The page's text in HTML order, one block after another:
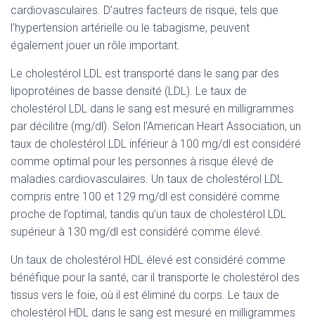
cardiovasculaires. D’autres facteurs de risque, tels que
l’hypertension artérielle ou le tabagisme, peuvent
également jouer un rôle important.
Le cholestérol LDL est transporté dans le sang par des
lipoprotéines de basse densité (LDL). Le taux de
cholestérol LDL dans le sang est mesuré en milligrammes
par décilitre (mg/dl). Selon l’American Heart Association, un
taux de cholestérol LDL inférieur à 100 mg/dl est considéré
comme optimal pour les personnes à risque élevé de
maladies cardiovasculaires. Un taux de cholestérol LDL
compris entre 100 et 129 mg/dl est considéré comme
proche de l’optimal, tandis qu’un taux de cholestérol LDL
supérieur à 130 mg/dl est considéré comme élevé.
Un taux de cholestérol HDL élevé est considéré comme
bénéfique pour la santé, car il transporte le cholestérol des
tissus vers le foie, où il est éliminé du corps. Le taux de
cholestérol HDL dans le sang est mesuré en milligrammes